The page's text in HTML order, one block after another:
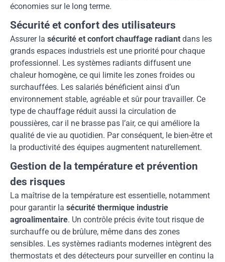
économies sur le long terme.
Sécurité et confort des utilisateurs
Assurer la sécurité et confort chauffage radiant dans les
grands espaces industriels est une priorité pour chaque
professionnel. Les systèmes radiants diffusent une
chaleur homogène, ce qui limite les zones froides ou
surchauffées. Les salariés bénéficient ainsi d’un
environnement stable, agréable et sûr pour travailler. Ce
type de chauffage réduit aussi la circulation de
poussières, car il ne brasse pas l’air, ce qui améliore la
qualité de vie au quotidien. Par conséquent, le bien-être et
la productivité des équipes augmentent naturellement.
Gestion de la température et prévention
des risques
La maîtrise de la température est essentielle, notamment
pour garantir la sécurité thermique industrie
agroalimentaire. Un contrôle précis évite tout risque de
surchauffe ou de brûlure, même dans des zones
sensibles. Les systèmes radiants modernes intègrent des
thermostats et des détecteurs pour surveiller en continu la